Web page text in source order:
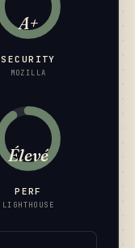
A+
SECURITY
MOZILLA
Élevé
PERF
LIGHTHOUSE